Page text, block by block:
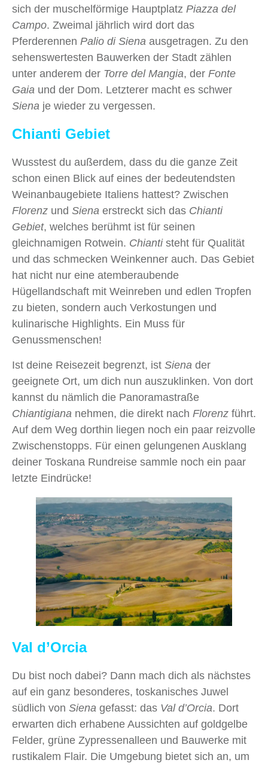
sich der muschelförmige Hauptplatz Piazza del
Campo. Zweimal jährlich wird dort das
Pferderennen Palio di Siena ausgetragen. Zu den
sehenswertesten Bauwerken der Stadt zählen
unter anderem der Torre del Mangia, der Fonte
Gaia und der Dom. Letzterer macht es schwer
Siena je wieder zu vergessen.
Chianti Gebiet
Wusstest du außerdem, dass du die ganze Zeit
schon einen Blick auf eines der bedeutendsten
Weinanbaugebiete Italiens hattest? Zwischen
Florenz und Siena erstreckt sich das Chianti
Gebiet, welches berühmt ist für seinen
gleichnamigen Rotwein. Chianti steht für Qualität
und das schmecken Weinkenner auch. Das Gebiet
hat nicht nur eine atemberaubende
Hügellandschaft mit Weinreben und edlen Tropfen
zu bieten, sondern auch Verkostungen und
kulinarische Highlights. Ein Muss für
Genussmenschen!
Ist deine Reisezeit begrenzt, ist Siena der
geeignete Ort, um dich nun auszuklinken. Von dort
kannst du nämlich die Panoramastraße
Chiantigiana nehmen, die direkt nach Florenz führt.
Auf dem Weg dorthin liegen noch ein paar reizvolle
Zwischenstopps. Für einen gelungenen Ausklang
deiner Toskana Rundreise sammle noch ein paar
letzte Eindrücke!
Val d’Orcia
Du bist noch dabei? Dann mach dich als nächstes
auf ein ganz besonderes, toskanisches Juwel
südlich von Siena gefasst: das Val d’Orcia. Dort
erwarten dich erhabene Aussichten auf goldgelbe
Felder, grüne Zypressenalleen und Bauwerke mit
rustikalem Flair. Die Umgebung bietet sich an, um